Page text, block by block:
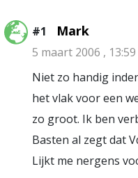
#1 Mark
5 maart 2006 , 13:59
Niet zo handig
het vlak voor een
zo groot. Ik ben
Basten al zegt dat
Lijkt me nergens